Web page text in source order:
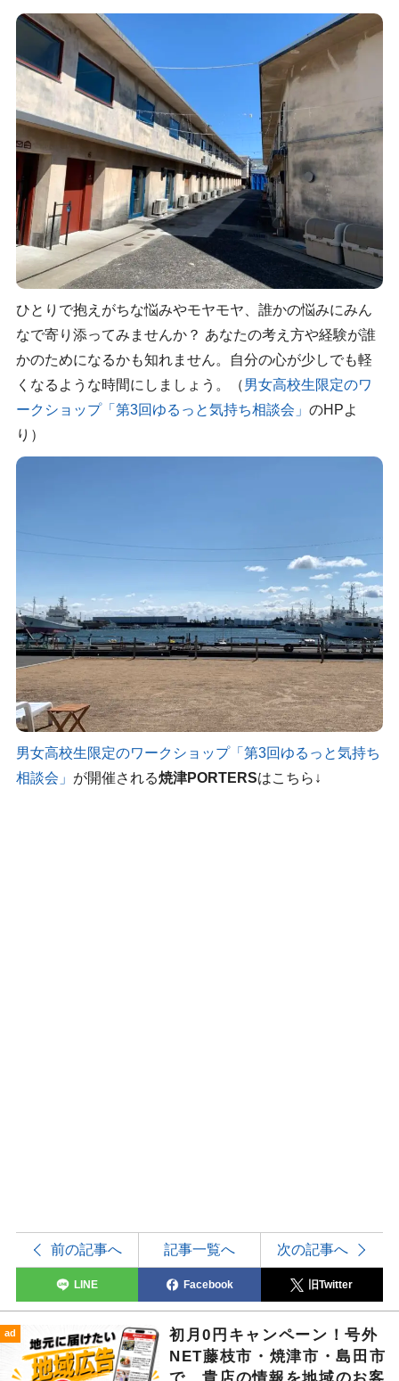
ひとりで抱えがちな悩みやモヤモヤ、誰かの悩みにみん
なで寄り添ってみませんか？ あなたの考え方や経験が誰
かのためになるかも知れません。自分の心が少しでも軽
くなるような時間にしましょう。（男女高校生限定のワ
ークショップ「第3回ゆるっと気持ち相談会」 のHPよ
り）
男女高校生限定のワークショップ「第3回ゆるっと気持ち
相談会」 が開催される焼津PORTERSはこちら↓
前の記事へ 記事一覧へ 次の記事へ
LINE Facebook 旧Twitter
ad
初月0円キャンペーン！号外
NET藤枝市・焼津市・島田市